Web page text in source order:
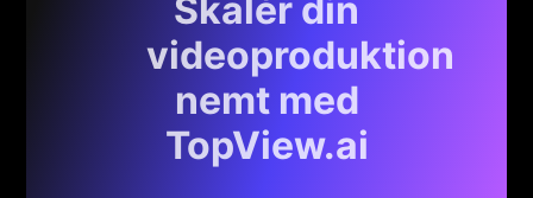
Skalér din
videoproduktion
nemt med
TopView.ai